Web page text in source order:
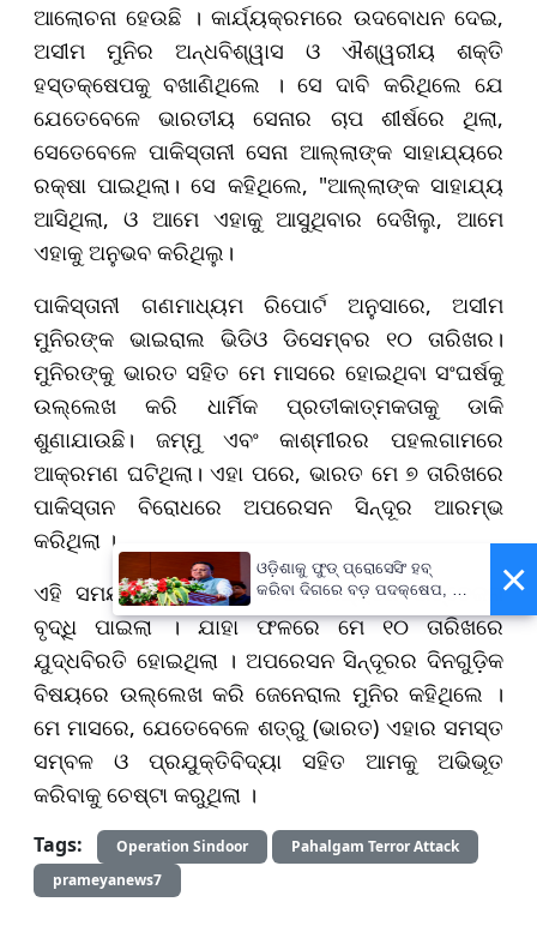
ଆଲୋଚନା ହେଉଛି । କାର୍ଯ୍ୟକ୍ରମରେ ଉଦବୋଧନ ଦେଇ,
ଅସୀମ ମୁନିର ଅନ୍ଧବିଶ୍ୱାସ ଓ ଐଶ୍ୱରୀୟ ଶକ୍ତି
ହସ୍ତକ୍ଷେପକୁ ବଖାଣିଥିଲେ । ସେ ଦାବି କରିଥିଲେ ଯେ
ଯେତେବେଳେ ଭାରତୀୟ ସେନାର ଚାପ ଶୀର୍ଷରେ ଥିଲା,
ସେତେବେଳେ ପାକିସ୍ତାନୀ ସେନା ଆଲ୍ଲାଙ୍କ ସାହାଯ୍ୟରେ
ରକ୍ଷା ପାଇଥିଲା। ସେ କହିଥିଲେ, "ଆଲ୍ଲାଙ୍କ ସାହାଯ୍ୟ
ଆସିଥିଲା, ଓ ଆମେ ଏହାକୁ ଆସୁଥିବାର ଦେଖିଲୁ, ଆମେ
ଏହାକୁ ଅନୁଭବ କରିଥିଲୁ।
ପାକିସ୍ତାନୀ ଗଣମାଧ୍ୟମ ରିପୋର୍ଟ ଅନୁସାରେ, ଅସୀମ
ମୁନିରଙ୍କ ଭାଇରାଲ ଭିଡିଓ ଡିସେମ୍ବର ୧୦ ତାରିଖର।
ମୁନିରଙ୍କୁ ଭାରତ ସହିତ ମେ ମାସରେ ହୋଇଥିବା ସଂଘର୍ଷକୁ
ଉଲ୍ଲେଖ କରି ଧାର୍ମିକ ପ୍ରତୀକାତ୍ମକତାକୁ ଡାକି
ଶୁଣାଯାଉଛି। ଜମ୍ମୁ ଏବଂ କାଶ୍ମୀରର ପହଲଗାମରେ
ଆକ୍ରମଣ ଘଟିଥିଲା। ଏହା ପରେ, ଭାରତ ମେ ୭ ତାରିଖରେ
ପାକିସ୍ତାନ ବିରୋଧରେ ଅପରେସନ ସିନ୍ଦୂର ଆରମ୍ଭ
କରିଥିଲା ।
ଏହି ସମୟ ମଧ୍ୟରେ ଦୁଇ ଦେଶ ମଧ୍ୟରେ ଉତ୍ତେଜନା
ବୃଦ୍ଧି ପାଇଲା । ଯାହା ଫଳରେ ମେ ୧୦ ତାରିଖରେ
ଯୁଦ୍ଧବିରତି ହୋଇଥିଲା । ଅପରେସନ ସିନ୍ଦୂରର ଦିନଗୁଡ଼ିକ
ବିଷୟରେ ଉଲ୍ଲେଖ କରି ଜେନେରାଲ ମୁନିର କହିଥିଲେ ।
ମେ ମାସରେ, ଯେତେବେଳେ ଶତ୍ରୁ (ଭାରତ) ଏହାର ସମସ୍ତ
ସମ୍ବଳ ଓ ପ୍ରଯୁକ୍ତିବିଦ୍ୟା ସହିତ ଆମକୁ ଅଭିଭୂତ
କରିବାକୁ ଚେଷ୍ଟା କରୁଥିଲା ।
Tags: Operation Sindoor
Pahalgam Terror Attack
prameyanews7
×
ଓଡ଼ିଶାକୁ ଫୁଡ୍ ପ୍ରୋସେସିଂ ହବ୍
କରିବା ଦିଗରେ ବଡ଼ ପଦକ୍ଷେପ, ୪୨